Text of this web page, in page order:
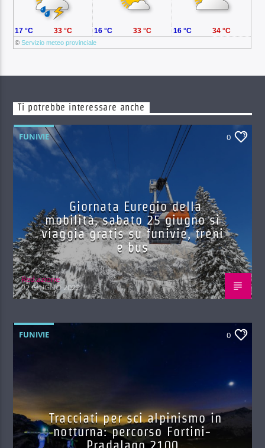
©Servizio meteo provinciale
17 °C 33 °C 16 °C 33 °C 16 °C 34 °C
Ti potrebbe interessare anche
FUNIVIE 0
Giornata Euregio della
mobilità, sabato 25 giugno si
viaggia gratis su funivie, treni
e bus
Red.azione
22 GIUGNO 2022
FUNIVIE 0
Tracciati per sci alpinismo in
notturna: percorso Fortini-
Pradalago 2100